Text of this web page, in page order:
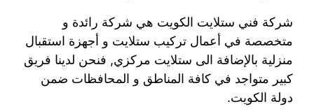
شركة فني ستلايت الكويت هي شركة رائدة و
متخصصة في أعمال تركيب ستلايت و أجهزة استقبال
منزلية بالإضافة الى ستلايت مركزي, فنحن لدينا فريق
كبير متواجد في كافة المناطق و المحافظات ضمن
دولة الكويت.